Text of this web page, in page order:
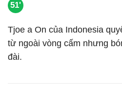
51'
Tjoe a On của Indonesia
từ ngoài vòng cấm nhưng
đài.